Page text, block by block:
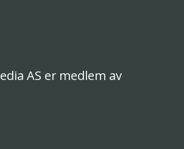
AS er medlem av